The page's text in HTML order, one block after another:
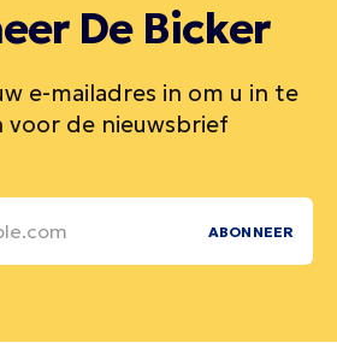
De Bicker
e-mailadres in om u in te
voor de nieuwsbrief
ABONNEER